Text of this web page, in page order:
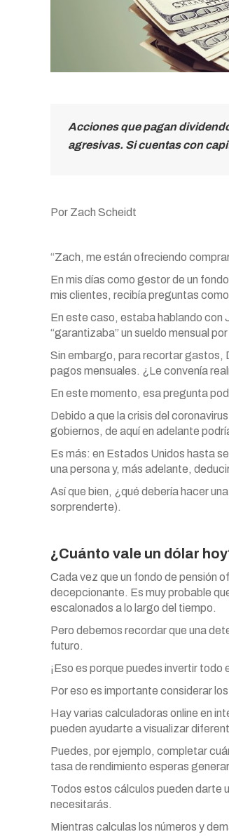
Acciones que pagan
agresivas. Si cuentas con
Por Zach Scheidt
“Zach, me están ofreciendo
En mis días como gestor de un
mis clientes, recibía preguntas
En este caso, estaba hablando con
“garantizaba” un sueldo mensual
Sin embargo, para recortar gastos,
pagos mensuales. ¿Le convenía
En este momento, esa pregunta
Debido a que la crisis del
gobiernos, de aquí en adelante
Es más: en Estados Unidos hasta
una persona y, más adelante,
Así que bien, ¿qué debería hacer
sorprenderte).
¿Cuánto vale un dólar
Cada vez que un fondo de pensión
decepcionante. Es muy probable
escalonados a lo largo del tiempo.
Pero debemos recordar que una
futuro.
¡Eso es porque puedes invertir todo
Por eso es importante considerar
Hay varias calculadoras online en
pueden ayudarte a visualizar
Puedes, por ejemplo, completar
tasa de rendimiento esperas
Todos estos cálculos pueden darte
necesitarás.
Mientras calculas los números y